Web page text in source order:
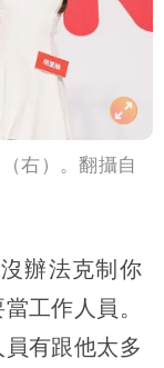
右）。翻攝自
辦法克制你
工作人員。
有跟他太多